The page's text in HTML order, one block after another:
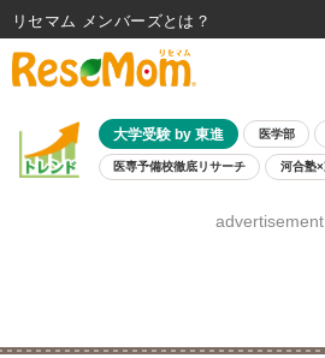
大学受験 by 東進 医学部
医専予備校徹底リサーチ 河合塾
8月開催学校説明会・相
advertisement
リセマム メンバーズ